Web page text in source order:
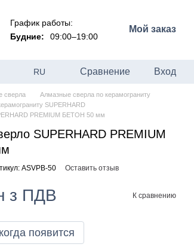
График работы:
Будние:
09:00–19:00
Мой заказ
RU Сравнение Вход
сверла
Алмазные сверла по керамограниту
SUPERHARD
PREMIUM БЕТОН 50 мм
SUPERHARD PREMIUM
ASVPB-50 Оставить отзыв
з ПДВ К сравнению
появится